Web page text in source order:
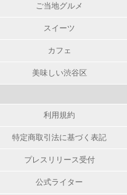
ご当地グルメ
スイーツ
カフェ
美味しい渋谷区
利用規約
特定商取引法に基づく表記
プレスリリース受付
公式ライター